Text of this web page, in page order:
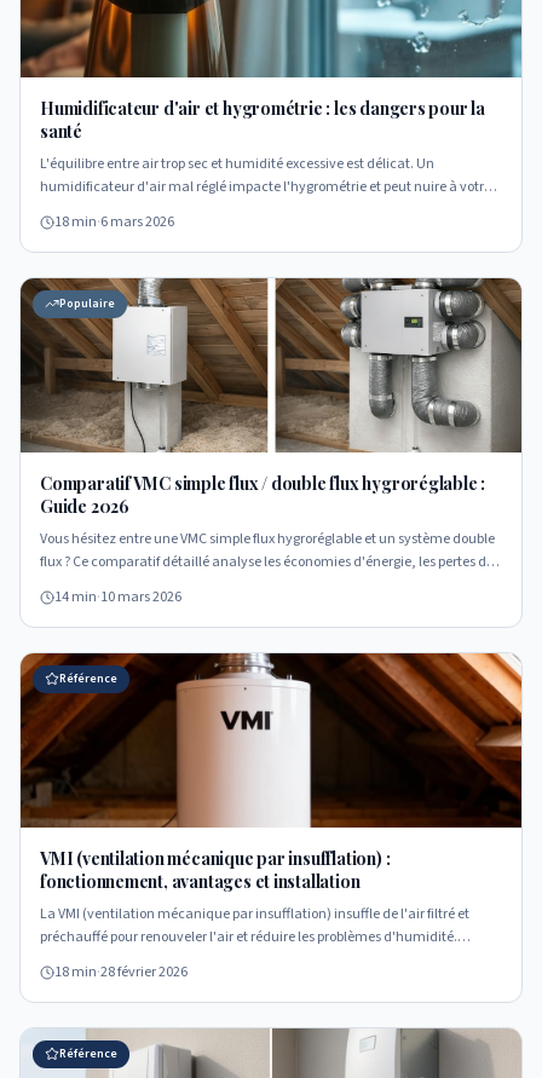
Humidificateur d'air et hygrométrie : les dangers pour la
santé
L'équilibre entre air trop sec et humidité excessive est délicat. Un
humidificateur d'air mal réglé impacte l'hygrométrie et peut nuire à votre
18 min·6 mars 2026
Populaire
Comparatif VMC simple flux / double flux hygroréglable :
Guide 2026
Vous hésitez entre une VMC simple flux hygroréglable et un système double
flux ? Ce comparatif détaillé analyse les économies d'énergie, les pertes de
votre maison.
14 min·10 mars 2026
Référence
VMI (ventilation mécanique par insufflation) :
fonctionnement, avantages et installation
La VMI (ventilation mécanique par insufflation) insuffle de l'air filtré et
préchauffé pour renouveler l'air et réduire les problèmes d'humidité.
prix et installation. Guide 2026.
18 min·28 février 2026
Référence